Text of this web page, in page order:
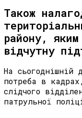
Також
району,
відчутну
На сьогоднішній
потреба в
слiдчого
патрульної